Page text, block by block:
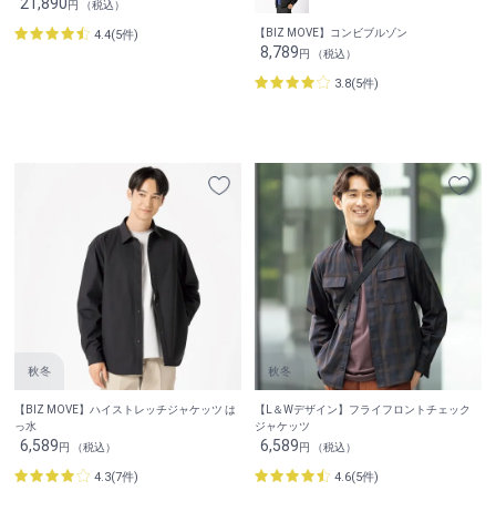
21,890円 （税込）
4.4(5件) 【BIZ MOVE】コンビブルゾン
8,789円 （税込）
3.8(5件)
【BIZ MOVE】ハイストレッチジャケッツ は
っ水
6,589円 （税込）
4.3(7件)
【L＆Wデザイン】フライフロントチェック
ジャケッツ
6,589円 （税込）
4.6(5件)